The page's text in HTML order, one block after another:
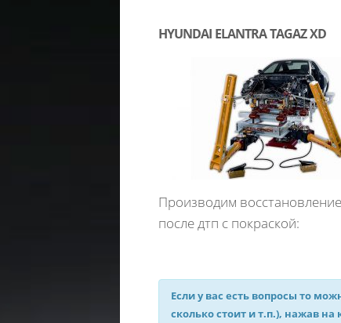
HYUNDAI ELANTRA TAGAZ XD
Производим
после дтп с покраской:
Если у вас есть вопросы то
сколько стоит и т.п.), нажав на